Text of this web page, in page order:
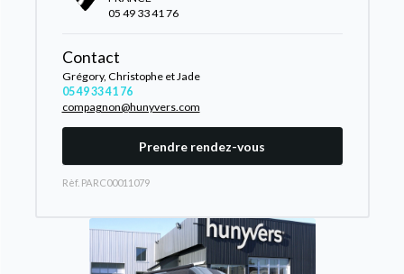
05 49 33 41 76
Contact
Grégory, Christophe et Jade
05 49 33 41 76
compagnon@hunyvers.com
Prendre rendez-vous
Rèf. PARC00011079